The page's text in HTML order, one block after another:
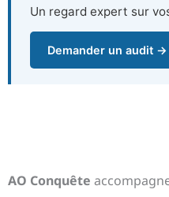
Un regard expert sur
Demander un audit →
AO Conquête